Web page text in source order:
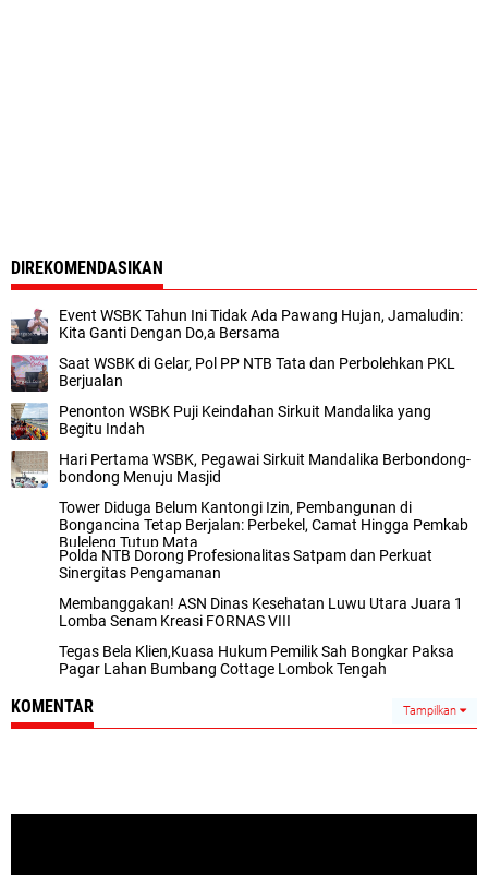
DIREKOMENDASIKAN
Event WSBK Tahun Ini Tidak Ada Pawang Hujan, Jamaludin:
Kita Ganti Dengan Do,a Bersama
Saat WSBK di Gelar, Pol PP NTB Tata dan Perbolehkan PKL
Berjualan
Penonton WSBK Puji Keindahan Sirkuit Mandalika yang
Begitu Indah
Hari Pertama WSBK, Pegawai Sirkuit Mandalika Berbondong-
bondong Menuju Masjid
Tower Diduga Belum Kantongi Izin, Pembangunan di
Bongancina Tetap Berjalan: Perbekel, Camat Hingga Pemkab
Buleleng Tutup Mata
Polda NTB Dorong Profesionalitas Satpam dan Perkuat
Sinergitas Pengamanan
Membanggakan! ASN Dinas Kesehatan Luwu Utara Juara 1
Lomba Senam Kreasi FORNAS VIII
Tegas Bela Klien,Kuasa Hukum Pemilik Sah Bongkar Paksa
Pagar Lahan Bumbang Cottage Lombok Tengah
KOMENTAR Tampilkan